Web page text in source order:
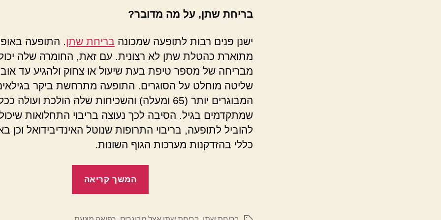
בריחת שתן, על מה מדובר?
ישנן פנים רבות לתופעה שמכונה בריחת שתן. התופעה
מתוארת כהטלת שתן לא רצונית. עם זאת, החומרה שלה
מבריחה של מספר טיפת בעת שיעול או צחוק ולהגיע עד
שליטה מוחלט על הסוגרים. התופעה מתרחשת ביקר
המבוגרים יותר (65 ומעלה) והשכיחות שלה הולכת ועולה
שמתקדמים בגיל. הסיבה לכך נעוצה בריבוי התחלואות
להוביל לתופעה, בריבוי התרופות שנוטל האינדיבידואל וכן
כללי בהזדקנות מערכות הגוף השונות.
המשך קריאה